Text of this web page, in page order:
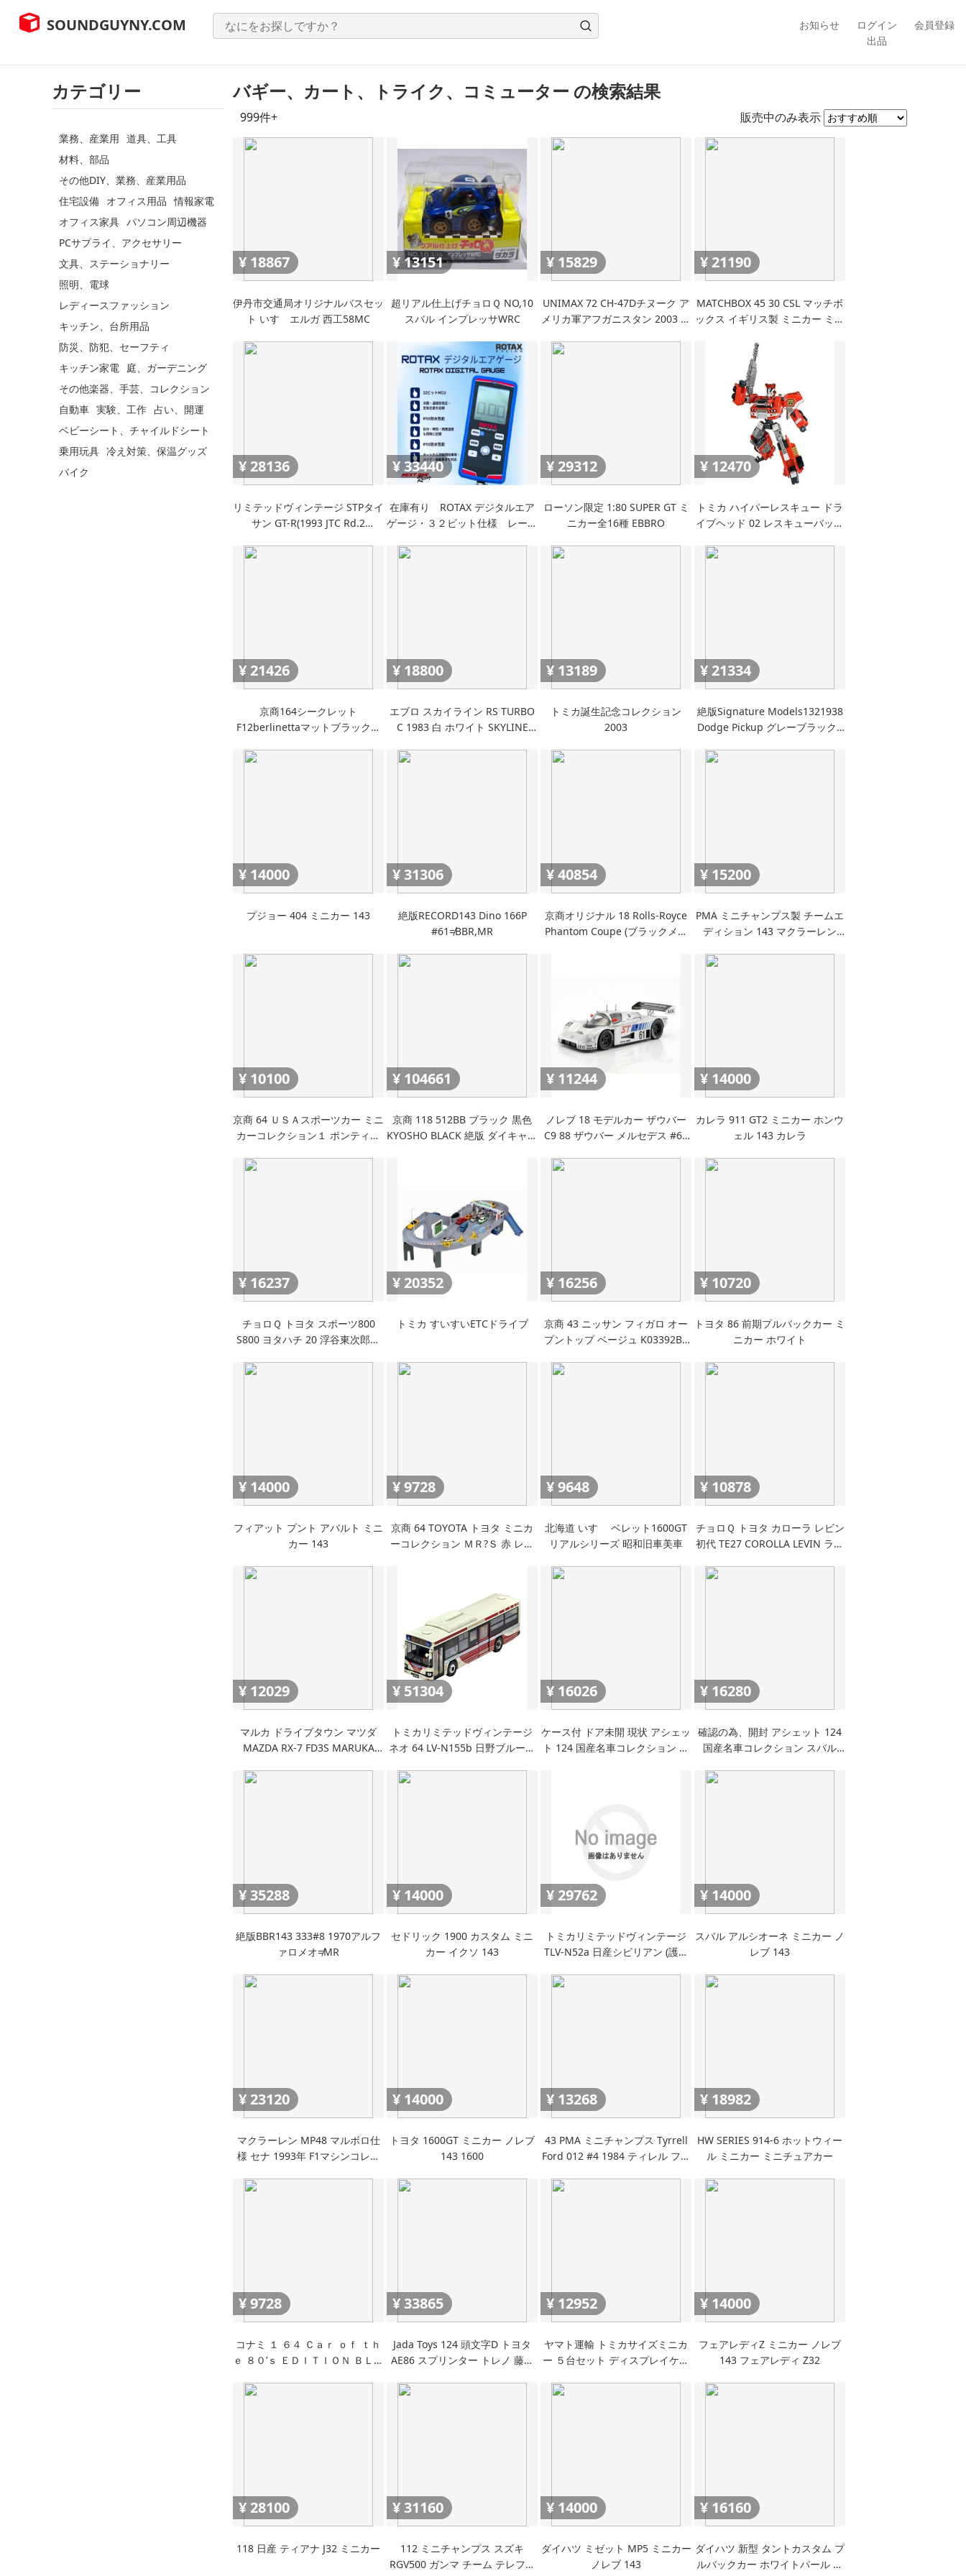
SOUNDGUYNY.COM お知らせ ログイン
会員登録
出品
カテゴリー
業務、産業用 道具、工具
材料、部品
その他DIY、業務、産業用品
住宅設備 オフィス用品 情報家電
オフィス家具 パソコン周辺機器
PCサプライ、アクセサリー
文具、ステーショナリー
照明、電球
レディースファッション
キッチン、台所用品
防災、防犯、セーフティ
キッチン家電 庭、ガーデニング
その他楽器、手芸、コレクション
自動車 実験、工作 占い、開運
ベビーシート、チャイルドシート
乗用玩具 冷え対策、保温グッズ
バイク
バギー、カート、トライク、コミューター の検索結果
999件+ 販売中のみ表示
¥ 18867
伊丹市交通局オリジナルバスセッ
ト いすゞエルガ 西工58MC
¥13151
超リアル仕上げチョロＱ NO,10
スバル インプレッサWRC
¥ 15829
UNIMAX 72 CH-47Dチヌーク ア
メリカ軍アフガニスタン 2003 完
¥ 21190
MATCHBOX 45 30 CSL マッチボ
ックス イギリス製 ミニカー ミニ
¥ 28136
リミテッドヴィンテージ STPタイ
サン GT-R(1993 JTC Rd.2
¥33440
在庫有り ROTAX デジタルエア
ゲージ・３２ビット仕様 レーシ
¥ 29312
ローソン限定 1:80 SUPER GT ミ
ニカー全16種 EBBRO
¥ 12470
トミカ ハイパーレスキュー ドラ
イブヘッド 02 レスキューバック
¥ 21426
京商164シークレット
F12berlinettaマットブラック黒
¥ 18800
エブロ スカイライン RS TURBO
C 1983 白 ホワイト SKYLINE
¥ 13189
トミカ誕生記念コレクション
2003
¥ 21334
絶版Signature Models1321938
Dodge Pickup グレーブラック≠
¥ 14000
プジョー 404 ミニカー 143
¥31306
絶版RECORD143 Dino 166P
#61≠BBR,MR
¥40854
京商オリジナル 18 Rolls-Royce
Phantom Coupe (ブラックメタ
¥ 15200
PMA ミニチャンプス製 チームエ
ディション 143 マクラーレン
¥ 10100
京商 64 ＵＳＡスポーツカー ミニ
カーコレクション１ ポンティア
ム イーグルマスク １９７７ 黒
¥ 104661
京商 118 512BB ブラック 黒色
KYOSHO BLACK 絶版 ダイキャス
¥ 11244
ノレブ 18 モデルカー ザウバー
C9 88 ザウバー メルセデス #61
WSPC 鈴鹿 480km ウィナー 模型
¥ 14000
カレラ 911 GT2 ミニカー ホンウ
ェル 143 カレラ
¥ 16237
チョロＱ トヨタ スポーツ800
S800 ヨタハチ 20 浮谷東次郎車
¥ 20352
トミカ すいすいETCドライブ
¥ 16256
京商 43 ニッサン フィガロ オー
プントップ ベージュ K03392BR
¥ 10720
トヨタ 86 前期プルバックカー ミ
ニカー ホワイト
¥ 14000
フィアット プント アバルト ミニ
カー 143
¥9728
京商 64 TOYOTA トヨタ ミニカ
ーコレクション ＭＲ?Ｓ 赤 レッ
¥9648
北海道 いすゞ ベレット1600GT
リアルシリーズ 昭和旧車美車
¥ 10878
チョロＱ トヨタ カローラ レビン
初代 TE27 COROLLA LEVIN ラリ
¥ 12029
マルカ ドライブタウン マツダ
MAZDA RX-7 FD3S MARUKA
¥ 51304
トミカリミテッドヴィンテージ
ネオ 64 LV-N155b 日野ブルーリ
¥ 16026
ケース付 ドア未開 現状 アシェッ
ト 124 国産名車コレクション ニ
¥ 16280
確認の為、開封 アシェット 124
国産名車コレクション スバル
¥35288
絶版BBR143 333#8 1970アルフ
ァロメオ≠MR
¥ 14000
セドリック 1900 カスタム ミニ
カー イクソ 143
¥ 29762
トミカリミテッドヴィンテージ
TLV-N52a 日産シビリアン (護送
¥ 14000
スバル アルシオーネ ミニカー ノ
レブ 143
¥ 23120
マクラーレン MP48 マルボロ仕
様 セナ 1993年 F1マシンコレク
¥ 14000
トヨタ 1600GT ミニカー ノレブ
143 1600
¥ 13268
43 PMA ミニチャンプス Tyrrell
Ford 012 #4 1984 ティレル フォ
¥ 18982
HW SERIES 914-6 ホットウィー
ル ミニカー ミニチュアカー
¥9728
コナミ １ ６４ Ｃａｒ ｏｆ ｔｈ
ｅ ８０’ｓ ＥＤＩＴＩＯＮ ＢＬＵ
型式ＮＡ６ １９８９ 赤
¥33865
Jada Toys 124 頭文字D トヨタ
AE86 スプリンター トレノ 藤原
¥ 12952
ヤマト運輸 トミカサイズミニカ
ー ５台セット ディスプレイケー
車 クール宅急便車 ウォークスル
¥ 14000
フェアレディZ ミニカー ノレブ
143 フェアレディ Z32
¥ 28100
118 日産 ティアナ J32 ミニカー
¥31160
112 ミニチャンプス スズキ
RGV500 ガンマ チーム テレフォ
¥ 14000
ダイハツ ミゼット MP5 ミニカー
ノレブ 143
¥ 16160
ダイハツ 新型 タントカスタム プ
ルバックカー ホワイトパール ミ